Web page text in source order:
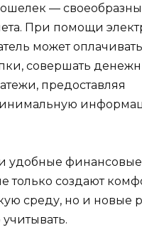
—
При помощи
может оплачивать
совершать
предоставляя
удобные финансовые
только создают
среду, но и новые